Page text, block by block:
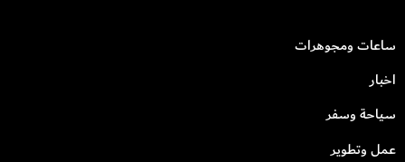
ساعات ومجوهرات
اخبار
سياحة وسفر
عمل وتطوير